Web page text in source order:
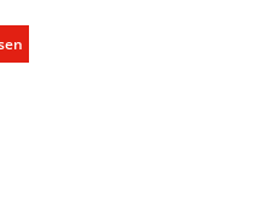
n
g
rk
:
A